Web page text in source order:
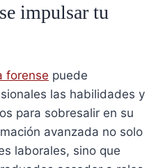
impulsar tu
forense puede
las habilidades y
para sobresalir en su
avanzada no solo
laborales, sino que